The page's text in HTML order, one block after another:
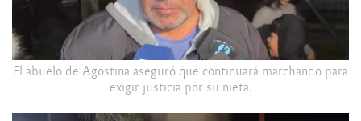
El abuelo de Agostina aseguró que continuará marchando para
exigir justicia por su nieta.